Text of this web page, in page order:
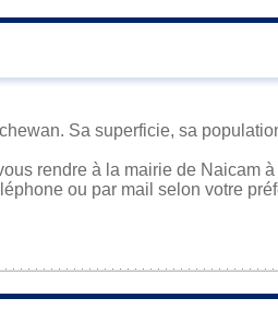
Sa superficie, sa
rendre à la mairie de Naicam
ou par mail selon votre